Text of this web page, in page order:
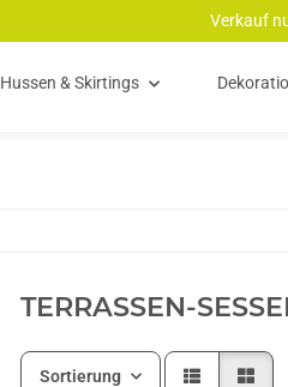
Verkauf
Hussen & Skirtings
TERRASSEN-
Sortierung